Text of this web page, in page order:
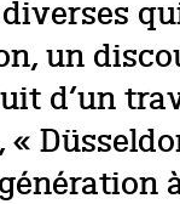
un
d’un